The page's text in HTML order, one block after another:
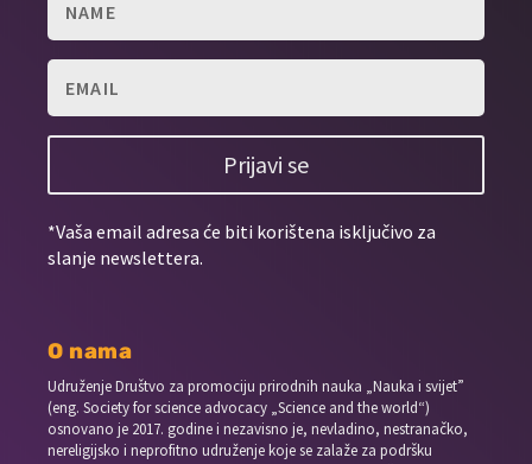
Prijavi se
*Vaša email adresa će biti korištena isključivo za
slanje newslettera.
O nama
Udruženje Društvo za promociju prirodnih nauka „Nauka i svijet”
(eng. Society for science advocacy „Science and the world“)
osnovano je 2017. godine i nezavisno je, nevladino, nestranačko,
nereligijsko i neprofitno udruženje koje se zalaže za podršku